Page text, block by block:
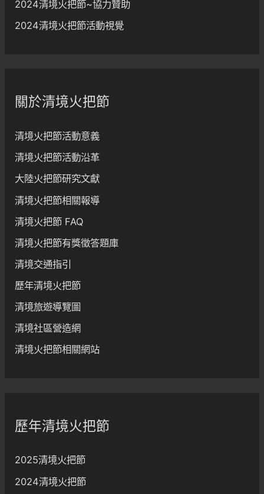
2024清境火把節~協力贊助
2024清境火把節活動視覺
關於清境火把節
清境火把節活動意義
清境火把節活動沿革
大陸火把節研究文獻
清境火把節相關報導
清境火把節 FAQ
清境火把節有獎徵答題庫
清境交通指引
歷年清境火把節
清境旅遊導覽圖
清境社區營造網
清境火把節相關網站
歷年清境火把節
2025清境火把節
2024清境火把節